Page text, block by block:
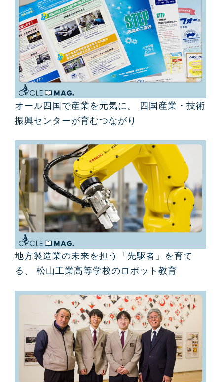
オール四国で産業を元気に。 四国産業・技術
振興センターが育むつながり
地方製造業の未来を担う「先駆者」を育て
る、 松山工業高等学校のロボット教育